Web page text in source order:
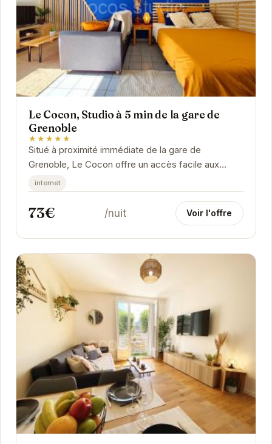
Le Cocon, Studio à 5 min de la gare de
Grenoble
★★★★★
Situé à proximité immédiate de la gare de
Grenoble, Le Cocon offre un accès facile aux
transports en commun et aux attractions de la ville.
Ce...
internet
73€ /nuit Voir l'offre